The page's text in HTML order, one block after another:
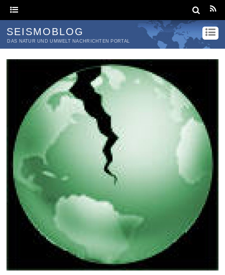
SEISMOBLOG
DAS NATUR UND UMWELT NACHRICHTEN PORTAL